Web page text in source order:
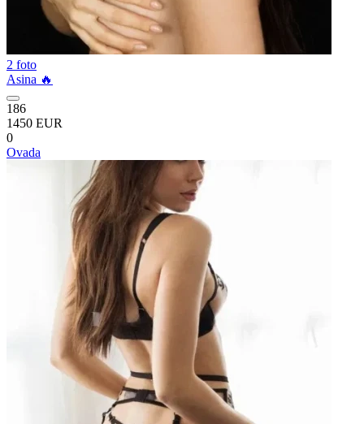
2 foto
Asina 🔥
186
1450 EUR
0
Ovada